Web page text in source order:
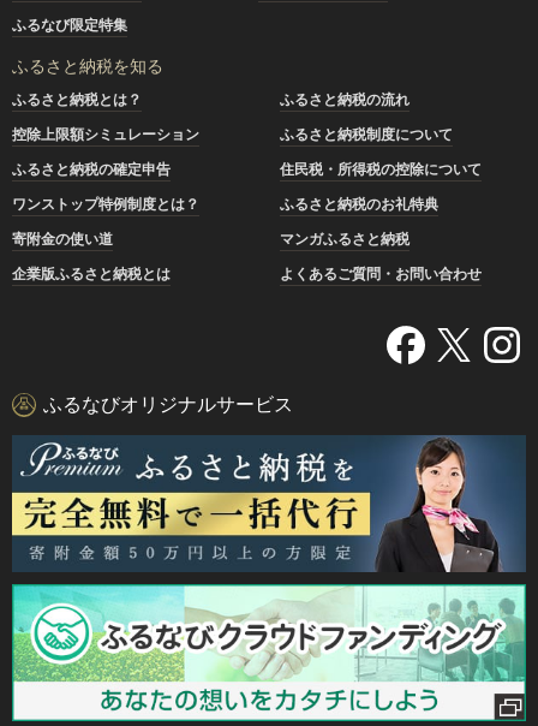
ふるなび限定特集
ふるさと納税を知る
ふるさと納税とは？
ふるさと納税の流れ
控除上限額シミュレーション
ふるさと納税制度について
ふるさと納税の確定申告
住民税・所得税の控除について
ワンストップ特例制度とは？
ふるさと納税のお礼特典
寄附金の使い道
マンガふるさと納税
企業版ふるさと納税とは
よくあるご質問・お問い合わせ
ふるなびオリジナルサービス